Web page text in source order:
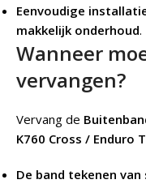
Eenvoudige
makkelijk onderhoud.
Wanneer
vervangen?
Vervang de
K760 Cross / Enduro
De band tekenen